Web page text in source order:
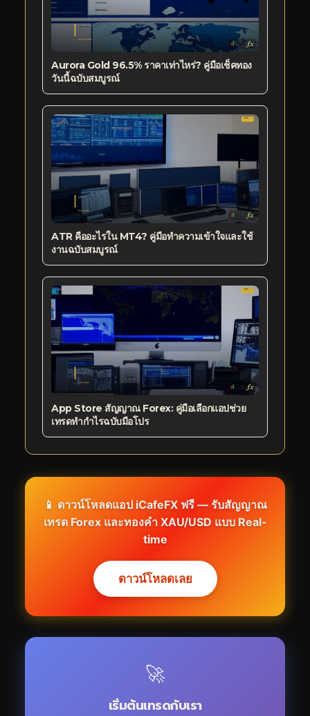
Aurora Gold 96.5% ราคาเท่าไหร่? คู่มือเช็คทอง
วันนี้ฉบับสมบูรณ์
ATR คืออะไรใน MT4? คู่มือทำความเข้าใจและใช้
งานฉบับสมบูรณ์
App Store สัญญาณ Forex: คู่มือเลือกแอปช่วย
เทรดทำกำไรฉบับมือโปร
📱 ดาวน์โหลดแอป iCafeFX ฟรี — รับสัญญาณ
เทรด Forex และทองคำ XAU/USD แบบ Real-
time
ดาวน์โหลดเลย
🚀
เริ่มต้นเทรดกับเรา